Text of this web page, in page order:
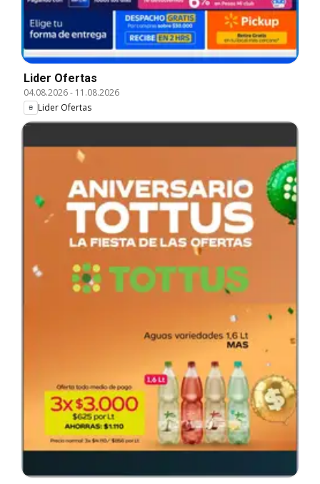
Lider Ofertas
04.08.2026- 11.08.2026
Lider Ofertas